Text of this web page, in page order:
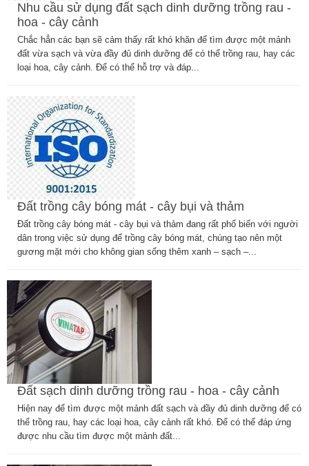
Nhu cầu sử dụng đất sạch dinh dưỡng trồng rau -
hoa - cây cảnh
Chắc hẳn các bạn sẽ cảm thấy rất khó khăn để tìm được một mảnh
đất vừa sạch và vừa đầy đủ dinh dưỡng để có thể trồng rau, hay các
loại hoa, cây cảnh. Để có thể hỗ trợ và đáp...
Đất trồng cây bóng mát - cây bụi và thảm
Đất trồng cây bóng mát - cây bụi và thảm đang rất phổ biến với người
dân trong việc sử dụng để trồng cây bóng mát, chúng tạo nên một
gương mặt mới cho không gian sống thêm xanh – sạch –...
Đất sạch dinh dưỡng trồng rau - hoa - cây cảnh
Hiện nay để tìm được một mảnh đất sạch và đầy đủ dinh dưỡng để có
thể trồng rau, hay các loại hoa, cây cảnh rất khó. Để có thể đáp ứng
được nhu cầu tìm được một mảnh đất...